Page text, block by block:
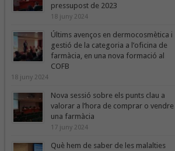
pressupost de 2023
18 juny 2024
Últims avenços en dermocosmètica i
gestió de la categoria a l’oficina de
farmàcia, en una nova formació al
COFB
18 juny 2024
Nova sessió sobre els punts clau a
valorar a l’hora de comprar o vendre
una farmàcia
17 juny 2024
Què hem de saber de les malalties